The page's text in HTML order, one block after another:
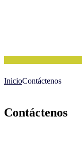
InicioContáctenos
Contáctenos